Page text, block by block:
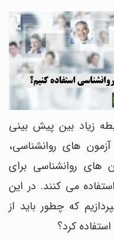
زیاد بین پیش بینی
های روانشناسی،
های روانشناسی برای
می کنند. در این
که چطور باید از
کرد؟